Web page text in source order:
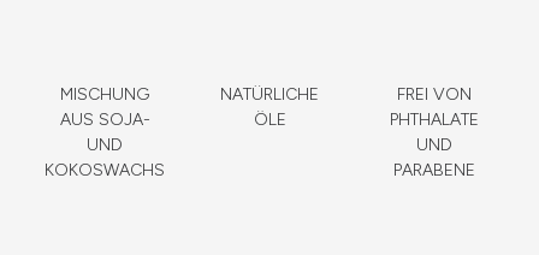
MISCHUNG
AUS SOJA-
UND
KOKOSWACHS
NATÜRLICHE
ÖLE
FREI VON
PHTHALATE
UND
PARABENE